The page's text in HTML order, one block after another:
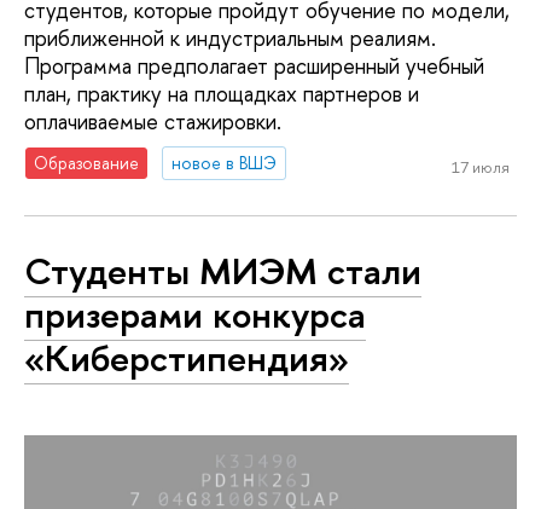
студентов, которые пройдут обучение по модели,
приближенной к индустриальным реалиям.
Программа предполагает расширенный учебный
план, практику на площадках партнеров и
оплачиваемые стажировки.
Образование новое в ВШЭ 17 июля
Студенты МИЭМ стали
призерами конкурса
«Киберстипендия»